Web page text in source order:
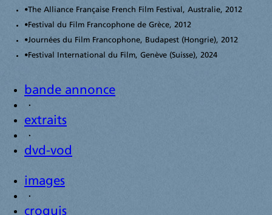
•The Alliance Française French Film Festival, Australie, 2012
•Festival du Film Francophone de Grèce, 2012
•Journées du Film Francophone, Budapest (Hongrie), 2012
•Festival International du Film, Genève (Suisse), 2024
bande annonce
·
extraits
·
dvd-vod
images
·
croquis